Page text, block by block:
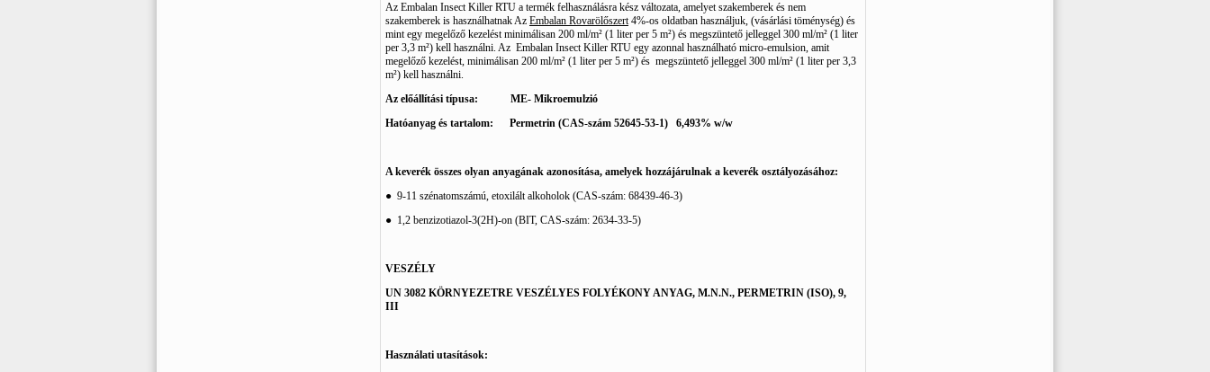
Az Embalan Insect Killer RTU a termék felhasználásra kész változata, amelyet szakemberek és nem
szakemberek is használhatnakAz Embalan Rovarölőszert4%-os oldatban használjuk, (vásárlási töménység) és
mint egy megelőző kezelést minimálisan 200 ml/m² (1 liter per 5 m²) és megszüntető jelleggel 300 ml/m² (1 liter
per 3,3 m²) kell használni. Az Embalan Insect Killer RTU egy azonnal használható micro-emulsion, amit
megelőző kezelést, minimálisan 200 ml/m² (1 liter per 5 m²) és megszüntető jelleggel 300 ml/m² (1 liter per 3,3
m²) kell használni.
Az előállítási típusa:
ME- Mikroemulzió
Hatóanyag és tartalom:
Permetrin (CAS-szám 52645-53-1) 6,493% w/w
A keverék összes olyan anyagának azonosítása, amelyek hozzájárulnak a keverék osztályozásához:
● 9-11 szénatomszámú, etoxilált alkoholok (CAS-szám: 68439-46-3)
● 1,2 benzizotiazol-3(2H)-on (BIT, CAS-szám: 2634-33-5)
VESZÉLY
UN 3082 KÖRNYEZETRE VESZÉLYES FOLYÉKONY ANYAG, M.N.N., PERMETRIN (ISO), 9,
III
Használati utasítások: